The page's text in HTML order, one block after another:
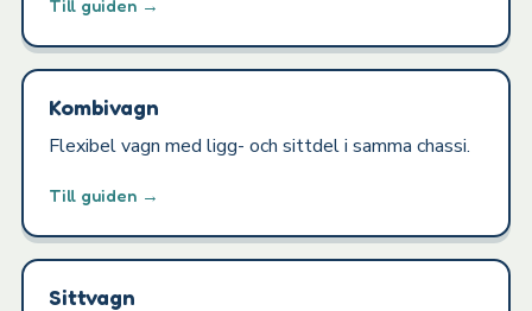
Till guiden →
Kombivagn
Flexibel vagn med ligg- och sittdel i samma chassi.
Till guiden →
Sittvagn